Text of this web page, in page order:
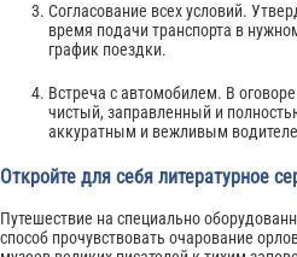
Согласование всех условий.
время подачи транспорта в
график поездки.
Встреча с автомобилем. В
чистый, заправленный и
аккуратным и вежливым
Откройте для себя литературное
Путешествие на специально
способ прочувствовать очарование